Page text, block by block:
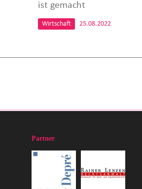
ist gemacht
Wirtschaft 25.08.2022
Partner